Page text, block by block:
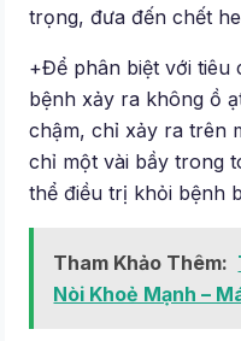
trọng, đưa đến chết
+Để phân biệt với tiêu
bệnh xảy ra không ồ
chậm, chỉ xảy ra trên
chỉ một vài bầy trong
thể điều trị khỏi bệnh
Tham Khảo Thêm:
Nòi Khoẻ Mạnh –